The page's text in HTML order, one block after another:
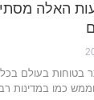
האלה
בטוחות בעולם
כמו במדינות